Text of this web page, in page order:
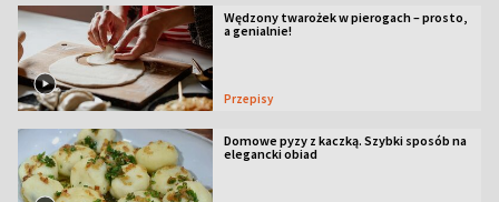
Wędzony twarożek w pierogach – prosto,
a genialnie!
Przepisy
Domowe pyzy z kaczką. Szybki sposób na
elegancki obiad